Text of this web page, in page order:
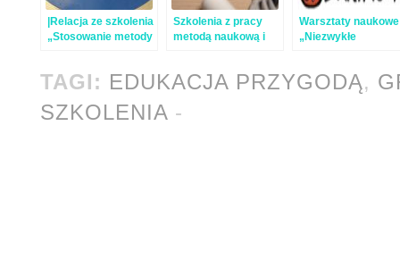
|Relacja ze szkolenia
„Stosowanie metody
Szkolenia z pracy
metodą naukową i
Warsztaty naukowe
„Niezwykłe
TAGI: EDUKACJA PRZYGODĄ,
SZKOLENIA-